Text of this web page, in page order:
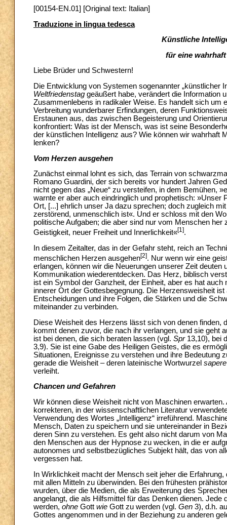
[00154-EN.01] [Original text: Italian]
Traduzione in lingua tedesca
Künstliche
für eine
Liebe Brüder und Schwestern!
Die Entwicklung von Systemen sogenannter „künstlicher
Weltfriedenstag geäußert habe, verändert die Information
Zusammenlebens in radikaler Weise. Es handelt sich um
Verbreitung wunderbarer Erfindungen, deren
Erstaunen aus, das zwischen Begeisterung und
konfrontiert: Was ist der Mensch, was ist seine
der künstlichen Intelligenz aus? Wie können wir wahrhaft
lenken?
Vom Herzen ausgehen
Zunächst einmal lohnt es sich, das Terrain von
Romano Guardini, der sich bereits vor hundert Jahren
nicht gegen das „Neue“ zu versteifen, in dem Bemühen,
warnte er aber auch eindringlich und prophetisch:
Ort, [...] ehrlich unser Ja dazu sprechen; doch zugleich
zerstörend, unmenschlich ist«. Und er schloss mit den
politische Aufgaben; die aber sind nur vom Menschen
Geistigkeit, neuer Freiheit und Innerlichkeit«[1].
In diesem Zeitalter, das in der Gefahr steht, reich an
menschlichen Herzen ausgehen[2]. Nur wenn wir eine
erlangen, können wir die Neuerungen unserer Zeit
Kommunikation wiederentdecken. Das Herz, biblisch
ist ein Symbol der Ganzheit, der Einheit, aber es hat
innerer Ort der Gottesbegegnung. Die Herzensweisheit
Entscheidungen und ihre Folgen, die Stärken und die
miteinander zu verbinden.
Diese Weisheit des Herzens lässt sich von denen finden,
kommt denen zuvor, die nach ihr verlangen, und sie geht
ist bei denen, die sich beraten lassen (vgl. Spr13,10), bei
3,9). Sie ist eine Gabe des Heiligen Geistes, die es
Situationen, Ereignisse zu verstehen und ihre Bedeutung
gerade die Weisheit – deren lateinische Wortwurzel sapere
verleiht.
Chancen und Gefahren
Wir können diese Weisheit nicht von Maschinen
korrekteren, in der wissenschaftlichen Literatur
Verwendung des Wortes „Intelligenz“ irreführend.
Mensch, Daten zu speichern und sie untereinander in
deren Sinn zu verstehen. Es geht also nicht darum von
den Menschen aus der Hypnose zu wecken, in die er
autonomes und selbstbezügliches Subjekt hält, das von
vergessen hat.
In Wirklichkeit macht der Mensch seit jeher die
mit allen Mitteln zu überwinden. Bei den frühesten
wurden, über die Medien, die als Erweiterung des
angelangt, die als Hilfsmittel für das Denken dienen.
werden, ohne Gott wie Gott zu werden (vgl. Gen 3), d.h.
Gottes angenommen und in der Beziehung zu anderen